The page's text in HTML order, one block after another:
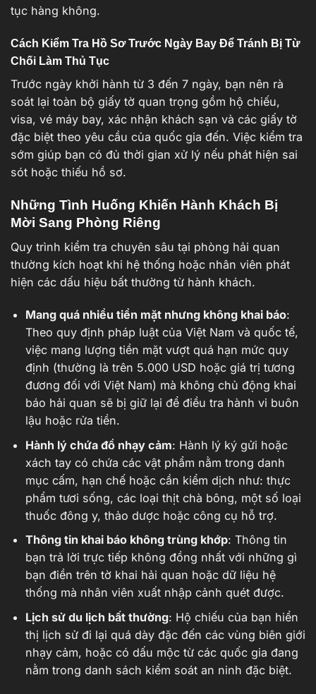
tục hàng không.
Cách Kiểm Tra Hồ Sơ Trước Ngày Bay Để Tránh Bị Từ
Chối Làm Thủ Tục
Trước ngày khởi hành từ 3 đến 7 ngày, bạn nên rà
soát lại toàn bộ giấy tờ quan trọng gồm hộ chiếu,
visa, vé máy bay, xác nhận khách sạn và các giấy tờ
đặc biệt theo yêu cầu của quốc gia đến. Việc kiểm tra
sớm giúp bạn có đủ thời gian xử lý nếu phát hiện sai
sót hoặc thiếu hồ sơ.
Những Tình Huống Khiến Hành Khách Bị
Mời Sang Phòng Riêng
Quy trình kiểm tra chuyên sâu tại phòng hải quan
thường kích hoạt khi hệ thống hoặc nhân viên phát
hiện các dấu hiệu bất thường từ hành khách.
Mang quá nhiều tiền mặt nhưng không khai báo:
Theo quy định pháp luật của Việt Nam và quốc tế,
việc mang lượng tiền mặt vượt quá hạn mức quy
định (thường là trên 5.000 USD hoặc giá trị tương
đương đối với Việt Nam) mà không chủ động khai
báo hải quan sẽ bị giữ lại để điều tra hành vi buôn
lậu hoặc rửa tiền.
Hành lý chứa đồ nhạy cảm: Hành lý ký gửi hoặc
xách tay có chứa các vật phẩm nằm trong danh
mục cấm, hạn chế hoặc cần kiểm dịch như: thực
phẩm tươi sống, các loại thịt chà bông, một số loại
thuốc đông y, thảo dược hoặc công cụ hỗ trợ.
Thông tin khai báo không trùng khớp: Thông tin
bạn trả lời trực tiếp không đồng nhất với những gì
bạn điền trên tờ khai hải quan hoặc dữ liệu hệ
thống mà nhân viên xuất nhập cảnh quét được.
Lịch sử du lịch bất thường: Hộ chiếu của bạn hiển
thị lịch sử đi lại quá dày đặc đến các vùng biên giới
nhạy cảm, hoặc có dấu mộc từ các quốc gia đang
nằm trong danh sách kiểm soát an ninh đặc biệt.